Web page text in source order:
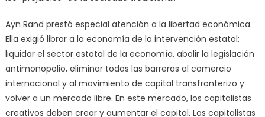
Ayn Rand prestó especial atención a la libertad económica.
Ella exigió librar a la economía de la intervención estatal:
liquidar el sector estatal de la economía, abolir la legislación
antimonopolio, eliminar todas las barreras al comercio
internacional y al movimiento de capital transfronterizo y
volver a un mercado libre. En este mercado, los capitalistas
creativos deben crear y aumentar el capital. Los capitalistas